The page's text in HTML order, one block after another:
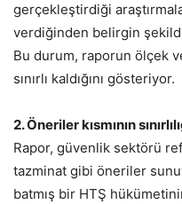
gerçekleştirdiği
verdiğinden belirgin
Bu durum, raporun ölçek
sınırlı kaldığını gösteriyor.
2. Öneriler kısmının
Rapor, güvenlik sektörü
tazminat gibi öneriler
batmış bir HTŞ